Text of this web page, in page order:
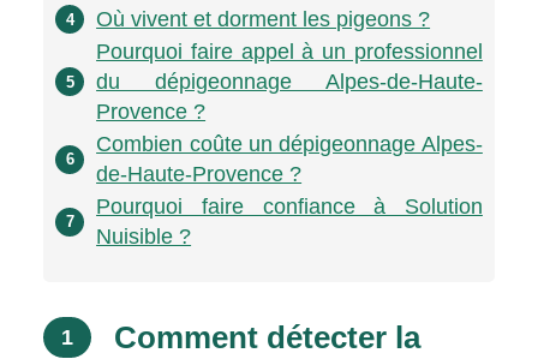
4 Où vivent et dorment les pigeons ?
5
Pourquoi faire appel à un professionnel
du dépigeonnage Alpes-de-Haute-
Provence ?
6
Combien coûte un dépigeonnage Alpes-
de-Haute-Provence ?
7
Pourquoi faire confiance à Solution
Nuisible ?
1
Comment détecter la